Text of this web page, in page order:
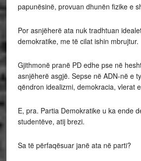
papunësinë, provuan dhunën fizike e
Por asnjëherë ata nuk tradhtuan
demokratike, me të cilat ishin mbrujtur.
Gjithmonë pranë PD edhe pse në
asnjëherë asgjë. Sepse në ADN-në e
qëndron idealizmi, demokracia, vlerat
E, pra. Partia Demokratike u ka ende
studentëve, atij brezi.
Sa të përfaqësuar janë ata në parti?